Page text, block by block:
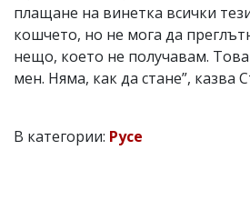
плащане на винетка всички
кошчето, но не мога да
нещо, което не получавам. Това
мен. Няма, как да стане”, казва
В категории: Русе